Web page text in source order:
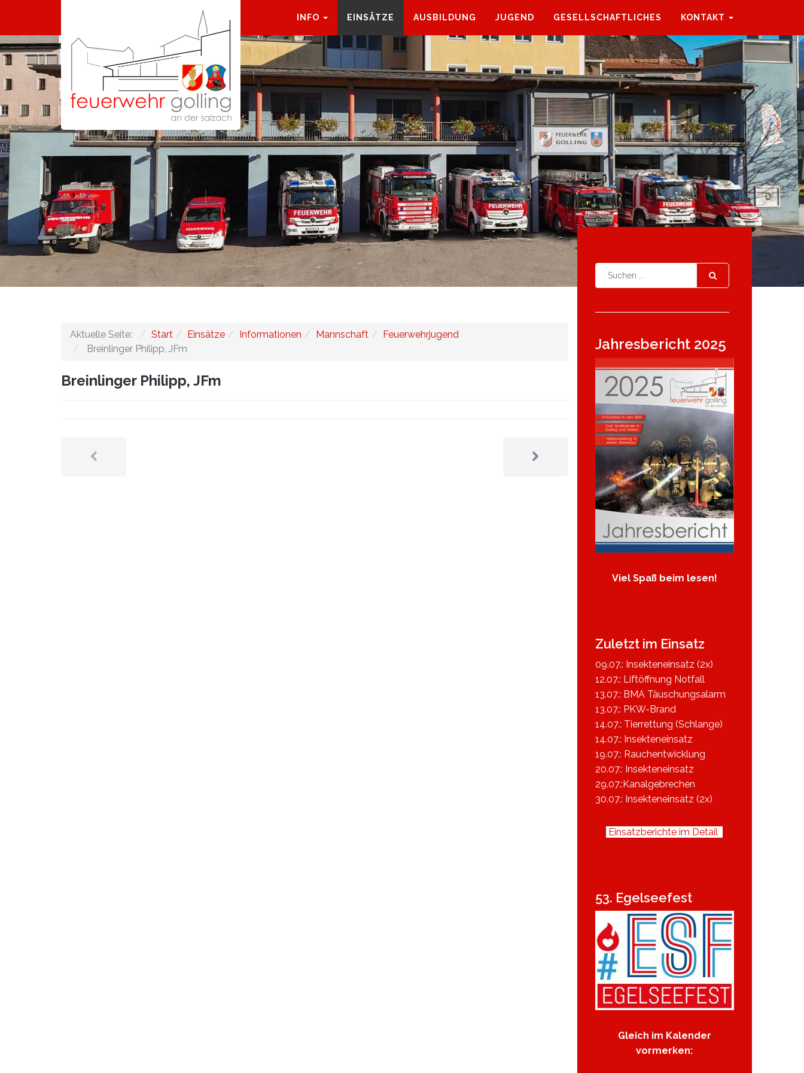
INFO EINSÄTZE AUSBILDUNG JUGEND GESELLSCHAFTLICHES KONTAKT
Aktuelle Seite: Start Einsätze Informationen Mannschaft
Feuerwehrjugend
Breinlinger Philipp, JFm
Breinlinger Philipp, JFm
Jahresbericht 2025
Viel Spaß beim lesen!
Zuletzt im Einsatz
09.07.: Insekteneinsatz (2x)
12.07.: Liftöffnung Notfall
13.07.: BMA Täuschungsalarm
13.07.: PKW-Brand
14.07.: Tierrettung (Schlange)
14.07.: Insekteneinsatz
19.07.: Rauchentwicklung
20.07.: Insekteneinsatz
29.07.:Kanalgebrechen
30.07.: Insekteneinsatz (2x)
Einsatzberichte im Detail
53. Egelseefest
Gleich im Kalender
vormerken: